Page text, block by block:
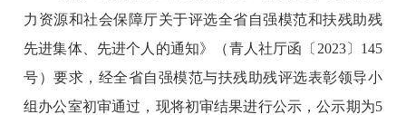
力资源和社会保障厅关于评选全省自强模范和扶残助残
先进集体、先进个人的通知》（青人社厅函〔 2023〕 145
号）要求，经全省自强模范与扶残助残评选表彰领导小
组办公室初审通过，现将初审结果进行公示，公示期为5